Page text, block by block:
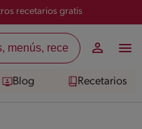
recetarios gratis
Blog Recetarios